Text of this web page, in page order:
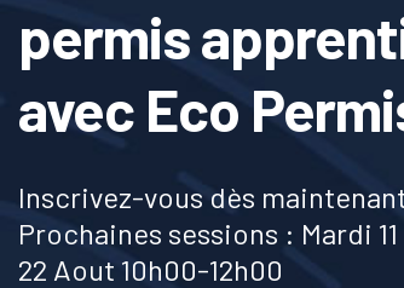
permis
avec Eco
Inscrivez-vous dès
Prochaines sessions : Mardi
22 Aout 10h00-12h00